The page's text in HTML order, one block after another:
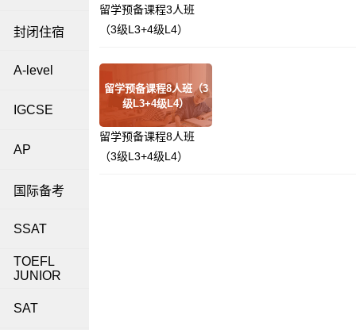
封闭住宿
A-level
IGCSE
AP
国际备考
SSAT
TOEFL
JUNIOR
SAT
留学预备课程3人班
（3级L3+4级L4）
留学预备课程8人班（3
级L3+4级L4）
留学预备课程8人班
（3级L3+4级L4）